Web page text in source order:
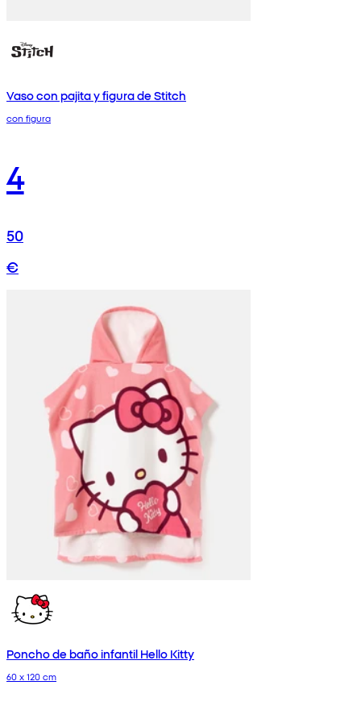
Vaso con pajita y figura de Stitch
con figura
4
50
€
Poncho de baño infantil Hello Kitty
60 x 120 cm